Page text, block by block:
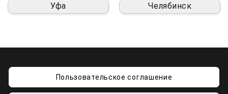
Уфа Челябинск
Пользовательское соглашение